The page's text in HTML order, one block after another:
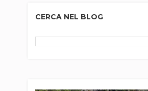
CERCA NEL BLOG